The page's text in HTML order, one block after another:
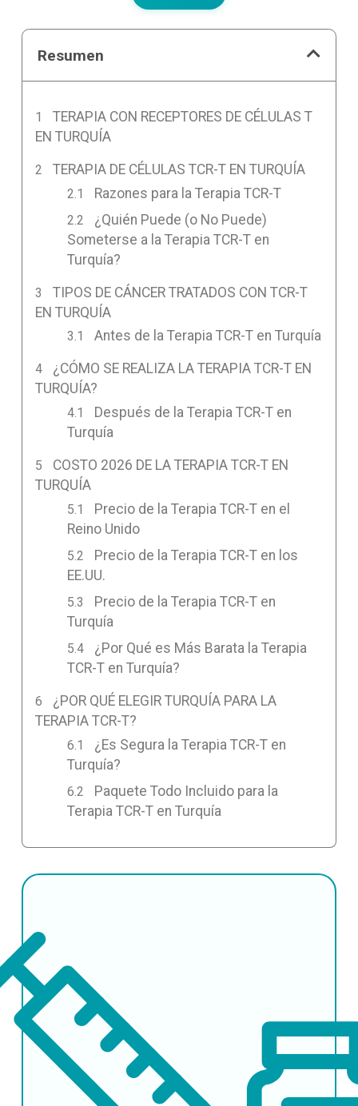
Resumen
TERAPIA CON RECEPTORES DE CÉLULAS T
EN TURQUÍA
TERAPIA DE CÉLULAS TCR-T EN TURQUÍA
Razones para la Terapia TCR-T
¿Quién Puede (o No Puede)
Someterse a la Terapia TCR-T en
Turquía?
TIPOS DE CÁNCER TRATADOS CON TCR-T
EN TURQUÍA
Antes de la Terapia TCR-T en Turquía
¿CÓMO SE REALIZA LA TERAPIA TCR-T EN
TURQUÍA?
Después de la Terapia TCR-T en
Turquía
COSTO 2026 DE LA TERAPIA TCR-T EN
TURQUÍA
Precio de la Terapia TCR-T en el
Reino Unido
Precio de la Terapia TCR-T en los
EE.UU.
Precio de la Terapia TCR-T en
Turquía
¿Por Qué es Más Barata la Terapia
TCR-T en Turquía?
¿POR QUÉ ELEGIR TURQUÍA PARA LA
TERAPIA TCR-T?
¿Es Segura la Terapia TCR-T en
Turquía?
Paquete Todo Incluido para la
Terapia TCR-T en Turquía